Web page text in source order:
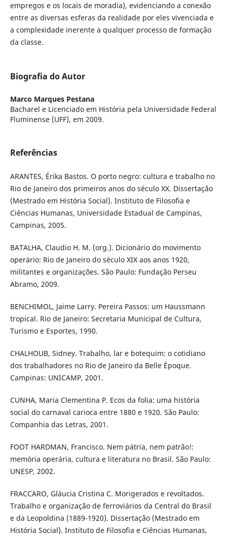
empregos e os locais de moradia), evidenciando a conexão
entre as diversas esferas da realidade por eles vivenciada e
a complexidade inerente a qualquer processo de formação
da classe.
Biografia do Autor
Marco Marques Pestana
Bacharel e Licenciado em História pela Universidade Federal
Fluminense (UFF), em 2009.
Referências
ARANTES, Érika Bastos. O porto negro: cultura e trabalho no
Rio de Janeiro dos primeiros anos do século XX. Dissertação
(Mestrado em História Social). Instituto de Filosofia e
Ciências Humanas, Universidade Estadual de Campinas,
Campinas, 2005.
BATALHA, Claudio H. M. (org.). Dicionário do movimento
operário: Rio de Janeiro do século XIX aos anos 1920,
militantes e organizações. São Paulo: Fundação Perseu
Abramo, 2009.
BENCHIMOL, Jaime Larry. Pereira Passos: um Haussmann
tropical. Rio de Janeiro: Secretaria Municipal de Cultura,
Turismo e Esportes, 1990.
CHALHOUB, Sidney. Trabalho, lar e botequim: o cotidiano
dos trabalhadores no Rio de Janeiro da Belle Époque.
Campinas: UNICAMP, 2001.
CUNHA, Maria Clementina P. Ecos da folia: uma história
social do carnaval carioca entre 1880 e 1920. São Paulo:
Companhia das Letras, 2001.
FOOT HARDMAN, Francisco. Nem pátria, nem patrão!:
memória operária, cultura e literatura no Brasil. São Paulo:
UNESP, 2002.
FRACCARO, Gláucia Cristina C. Morigerados e revoltados.
Trabalho e organização de ferroviários da Central do Brasil
e da Leopoldina (1889-1920). Dissertação (Mestrado em
História Social). Instituto de Filosofia e Ciências Humanas,